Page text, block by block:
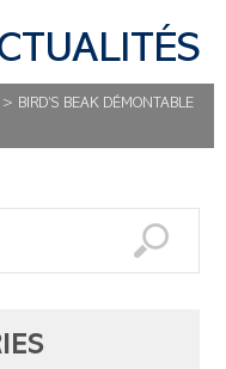
> BIRD’S BEAK DÉMONTABLE